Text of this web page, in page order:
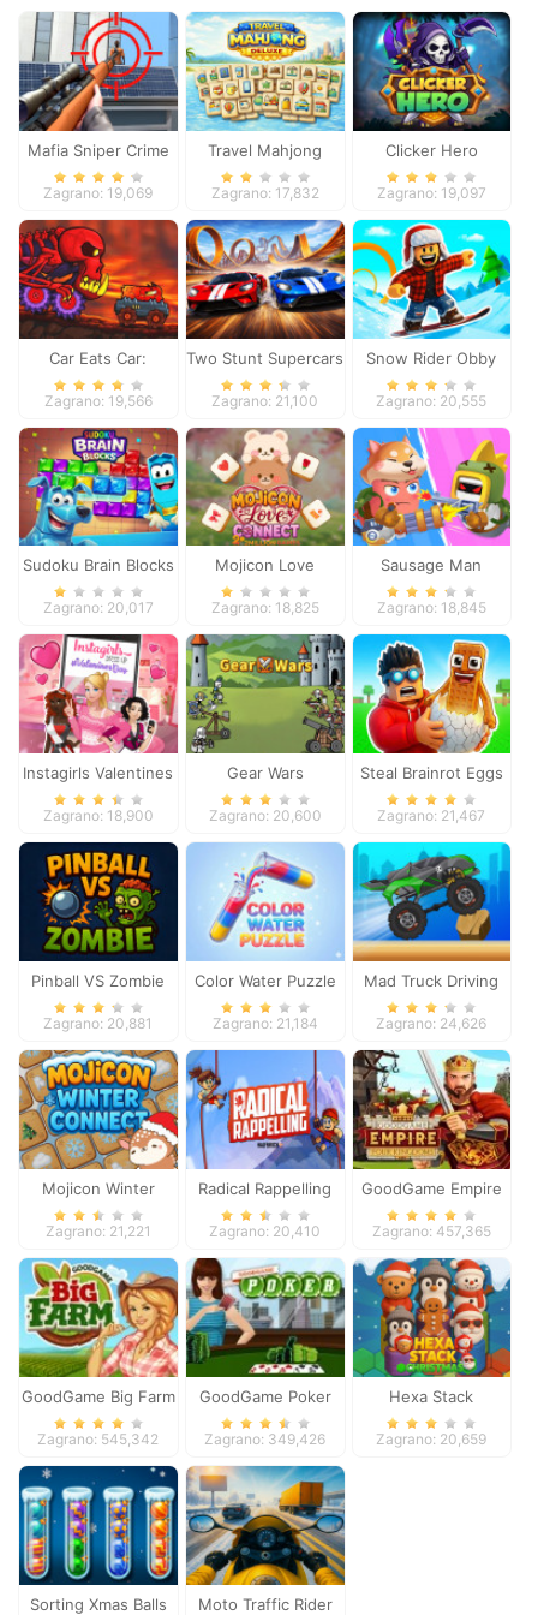
Mafia Sniper Crime
Shooting
Zagrano: 19,069
Travel Mahjong
Deluxe
Zagrano: 17,832
Clicker Hero
Zagrano: 19,097
Car Eats Car:
Volcanic Adventure
Zagrano: 19,566
Two Stunt Supercars
Zagrano: 21,100
Snow Rider Obby
Parkour
Zagrano: 20,555
Sudoku Brain Blocks
Zagrano: 20,017
Mojicon Love
Connect
Zagrano: 18,825
Sausage Man
Shooting Adventure
Zagrano: 18,845
Instagirls Valentines
Dress Up
Zagrano: 18,900
Gear Wars
Zagrano: 20,600
Steal Brainrot Eggs
Zagrano: 21,467
Pinball VS Zombie
Zagrano: 20,881
Color Water Puzzle
Zagrano: 21,184
Mad Truck Driving
Zagrano: 24,626
Mojicon Winter
Connect
Zagrano: 21,221
Radical Rappelling
Zagrano: 20,410
GoodGame Empire
Zagrano: 457,365
GoodGame Big Farm
Zagrano: 545,342
GoodGame Poker
Zagrano: 349,426
Hexa Stack
Christmas
Zagrano: 20,659
Sorting Xmas Balls Moto Traffic Rider